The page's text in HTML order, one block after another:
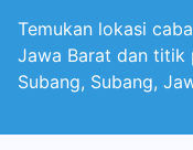
Temukan lokasi
Jawa Barat dan titik
Subang, Subang,